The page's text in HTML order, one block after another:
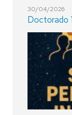
30/04/2026
Doctorado